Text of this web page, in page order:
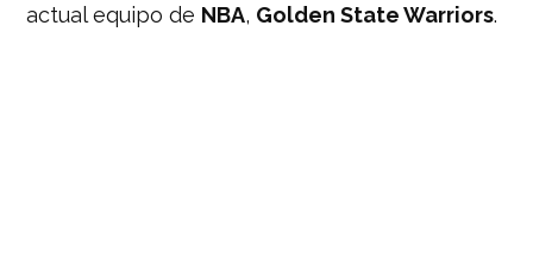
actual equipo de NBA, Golden State Warriors.